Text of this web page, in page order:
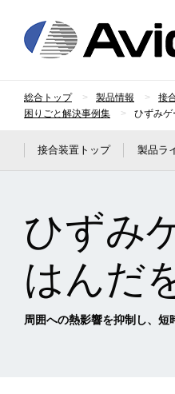
総合トップ 製品情報 接
困りごと解決事例集
ひずみゲ
接合装置トップ 製品ラ
ひずみ
はんだ
周囲への熱影響を抑制し、短